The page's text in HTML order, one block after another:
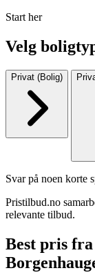
Start her
Velg
Privat (Bolig)
Svar på noen korte
Pristilbud.no
relevante tilbud.
Best pris